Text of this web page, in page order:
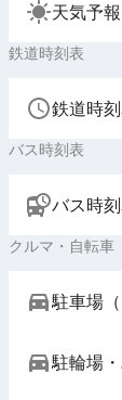
天気予報
鉄道時刻表
鉄道時刻
バス時刻表
バス時刻
クルマ・自転車
駐車場（
駐輪場